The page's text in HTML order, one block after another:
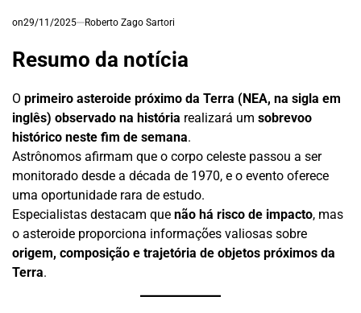
on29/11/2025 Roberto Zago Sartori
Resumo da notícia
O primeiro asteroide próximo da Terra (NEA, na sigla em
inglês) observado na história realizará um sobrevoo
histórico neste fim de semana.
Astrônomos afirmam que o corpo celeste passou a ser
monitorado desde a década de 1970, e o evento oferece
uma oportunidade rara de estudo.
Especialistas destacam que não há risco de impacto, mas
o asteroide proporciona informações valiosas sobre
origem, composição e trajetória de objetos próximos da
Terra.